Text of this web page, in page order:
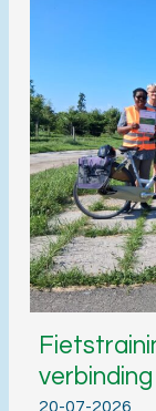
verbinding
20-07-2026